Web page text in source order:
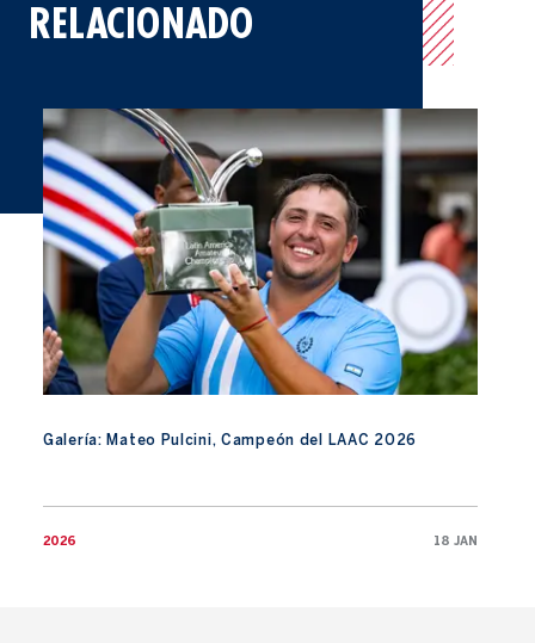
RELACIONADO
Galería: Mateo Pulcini, Campeón del LAAC 2026
2026 18 JAN
Galería: Mateo Pulcini, Campeón del LAAC 2026